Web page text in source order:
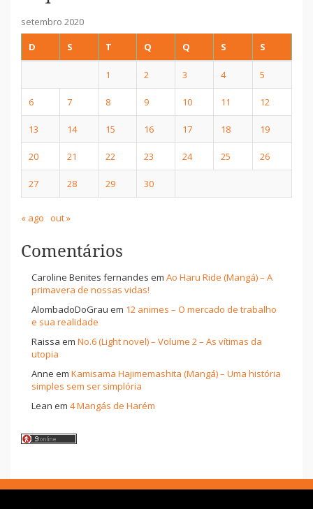
setembro 2020
D
S T Q Q S S
1 2 3 4 5
6 7 8 9 10 11 12
13 14 15 16 17 18 19
20 21 22 23 24 25 26
27 28 29 30
« ago out »
Comentários
Caroline Benites fernandes em Ao Haru Ride (Mangá) – A
primavera de nossas vidas!
AlombadoDoGrau em 12 animes – O mercado de trabalho
e sua realidade
Raissa em No.6 (Light novel) – Volume 2 – As vítimas da
utopia
Anne em Kamisama Hajimemashita (Mangá) – Uma história
simples sem ser simplória
Lean em 4 Mangás de Harém